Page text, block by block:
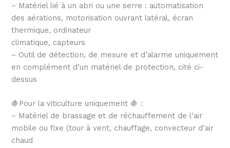
– Matériel lié à un abri ou une serre : automatisation
des aérations, motorisation ouvrant latéral, écran
thermique, ordinateur
climatique, capteurs
– Outil de détection, de mesure et d’alarme uniquement
en complément d’un matériel de protection, cité ci-
dessus
🍇Pour la viticulture uniquement 🍇 :
– Matériel de brassage et de réchauffement de l’air
mobile ou fixe (tour à vent, chauffage, convecteur d’air
chaud